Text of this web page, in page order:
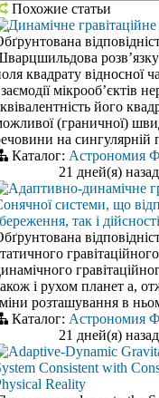
Похожие статьи
Динамічне
розв’язку
квадрату відносної
мікрооб’єктів
його
(граничної)
на сингулярній
Каталог: Астрономия
21 дней(я) назад
Адаптивно-динамічне
системи, що
так і дійсності
і рухом планет а,
розташування в
Каталог: Астрономия
21 дней(я) назад
Adaptive-Dynamic
Consistent with
Reality